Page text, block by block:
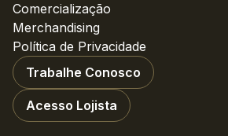
Comercialização
Merchandising
Política de Privacidade
Trabalhe Conosco
Acesso Lojista